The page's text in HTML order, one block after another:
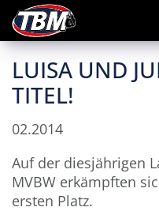
LUISA UND
TITEL!
02.2014
Auf der diesjährigen
MVBW erkämpften
ersten Platz.